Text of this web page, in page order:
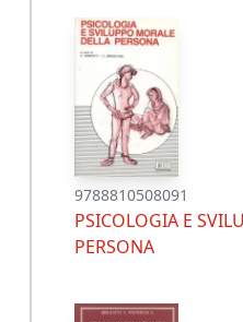
9788810508091
PSICOLOGIA E
PERSONA